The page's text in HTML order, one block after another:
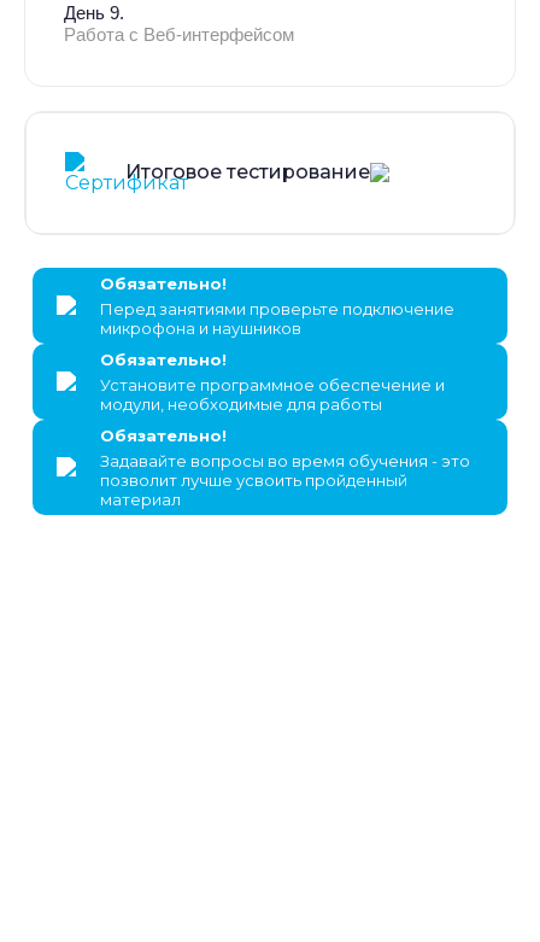
День 9.
Работа с Веб-интерфейсом
Итоговое тестирование
Обязательно!
Перед занятиями проверьте подключение
микрофона и наушников
Обязательно!
Установите программное обеспечение и
модули, необходимые для работы
Обязательно!
Задавайте вопросы во время обучения - это
позволит лучше усвоить пройденный
материал